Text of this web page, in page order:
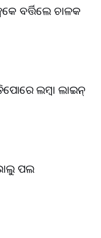
ବର୍ତ୍ତିଲେ ଚାଳକ
ଲମ୍ବା ଲାଇନ୍
ପଲ